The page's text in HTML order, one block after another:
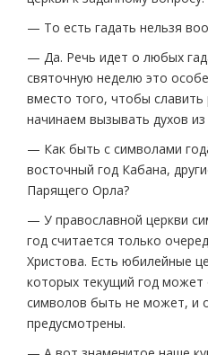
— То есть гадать нельзя
— Да. Речь идет о любых
святочную неделю это
вместо того, чтобы
начинаем вызывать духов
— Как быть с символами
восточный год Кабана,
Парящего Орла?
— У православной церкви
год считается только
Христова. Есть юбилейные
которых текущий год может
символов быть не может, и
предусмотрены.